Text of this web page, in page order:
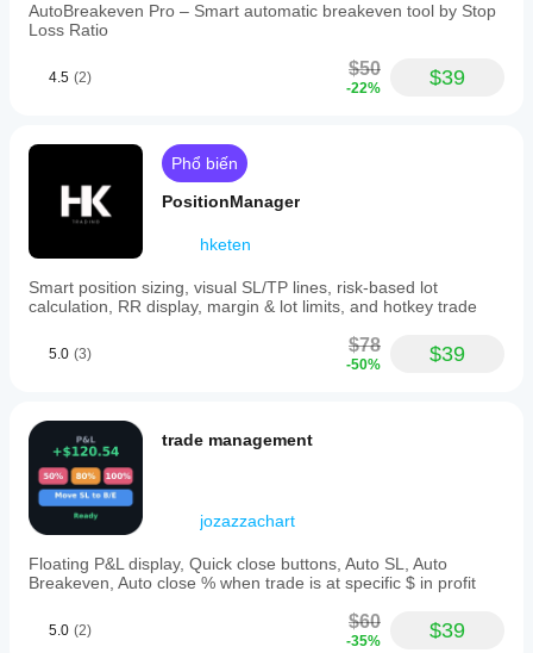
AutoBreakeven Pro – Smart automatic breakeven tool by Stop
Loss Ratio
4.5 (2) $50
-22% $39
Phổ biến
PositionManager
hketen
Smart position sizing, visual SL/TP lines, risk-based lot
calculation, RR display, margin & lot limits, and hotkey trade
5.0 (3) $78
-50% $39
trade management
jozazzachart
Floating P&L display, Quick close buttons, Auto SL, Auto
Breakeven, Auto close % when trade is at specific $ in profit
5.0 (2) $60
-35% $39